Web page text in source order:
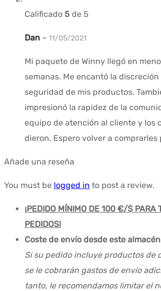
Calificado 5 de 5
Dan – 11/05/2021
Mi paquete de Winny llegó en
semanas. Me encantó la
seguridad de mis productos.
impresionó la rapidez de la
equipo de atención al cliente y los
dieron. Espero volver a comprarles
Añade una reseña
You must be logged in to post a review.
¡PEDIDO MÍNIMO DE 100 €/$ PARA
PEDIDOS!
Coste de envío desde este
Si su pedido incluye productos de
se le cobrarán gastos de envío
tanto, le recomendamos limitar el